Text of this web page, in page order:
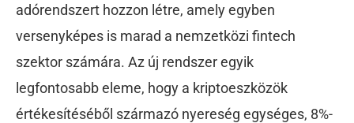
adórendszert hozzon létre, amely egyben
versenyképes is marad a nemzetközi fintech
szektor számára. Az új rendszer egyik
legfontosabb eleme, hogy a kriptoeszközök
értékesítéséből származó nyereség egységes, 8%-